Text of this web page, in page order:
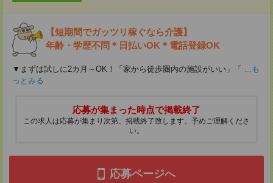
【短期間でガッツリ稼ぐなら介護】
年齢・学歴不問＊日払いOK＊電話登録OK
▼まずは試しに2カ月～OK！「家から徒歩圏内の施設がいい」「 ...も
っとみる
応募が集まった時点で掲載終了
この求人は応募が集まり次第、掲載終了致します。予めご理解くださ
い。
応募ページへ